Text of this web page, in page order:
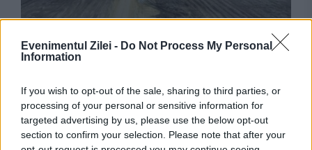
Evenimentul Zilei - Do Not Process My Personal
Information
If you wish to opt-out of the sale, sharing to third parties, or
processing of your personal or sensitive information for
targeted advertising by us, please use the below opt-out
section to confirm your selection. Please note that after your
SOCIAL
Vești bune despre Autostrada A8. Cum
avansează lucrările pe primul șantier din zona